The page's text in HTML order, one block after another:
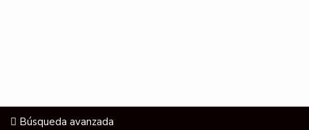
Búsqueda avanzada